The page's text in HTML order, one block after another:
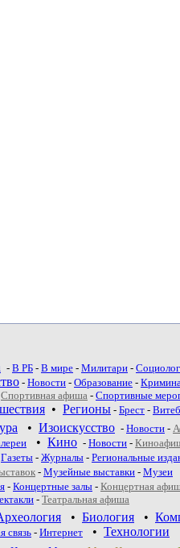
- В РБ - В мире - Милитари -
- Новости - Образование -
Спортивная афиша - Спортивные
• Регионы - Брест -
• Изоискусство - Новости -
• Кино - Новости -
Газеты - Журналы - Региональные
- Музейные выставки - Музеи
- Концертные залы - Концертная
- Театральная афиша
• Биология •
связь- Интернет • Технологии